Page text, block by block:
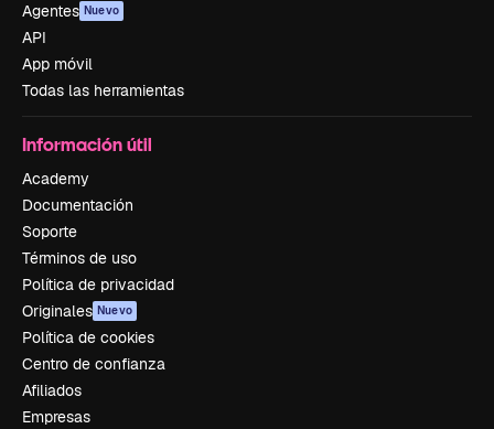
Agentes Nuevo
API
App móvil
Todas las herramientas
Información útil
Academy
Documentación
Soporte
Términos de uso
Política de privacidad
Originales Nuevo
Política de cookies
Centro de confianza
Afiliados
Empresas